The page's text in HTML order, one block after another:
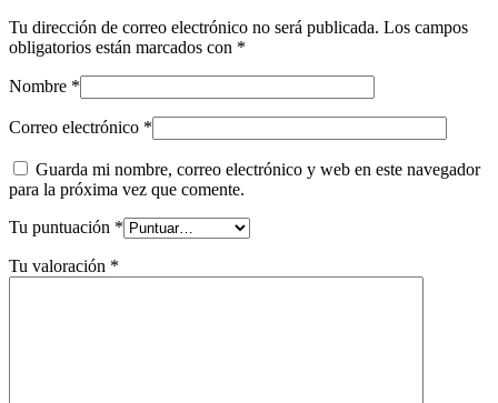
Tu dirección de correo electrónico no será publicada. Los campos
obligatorios están marcados con *
Nombre *
Correo electrónico *
Guarda mi nombre, correo electrónico y web en este navegador
para la próxima vez que comente.
Tu puntuación *
Tu valoración *